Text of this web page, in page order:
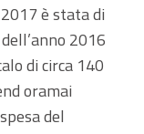
è stata di
2016
di circa 140
oramai
del